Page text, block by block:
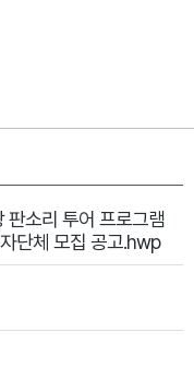
소리 투어 프로그램
단체 모집 공고.hwp